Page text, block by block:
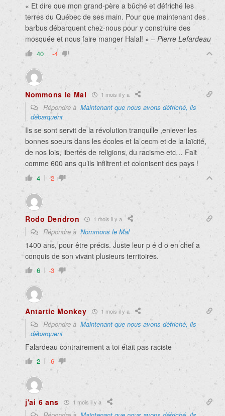
« Et dire que mon grand-père a bûché et défriché les
terres du Québec de ses main. Pour que maintenant des
barbus débarquent chez-nous pour y construire des
mosquée et nous faire manger Halal! » – Pierre Lefardeau
40 -4
Nommons le Mal 1 mois il y a
Répondre à Maintenant que nous avons défriché, ils
débarquent
Ils se sont servit de la révolution tranquille ,enlever les
bonnes soeurs dans les écoles et la cecm et de la laïcité,
de nos lois, libertés de religions, du racisme etc… Fait
comme 600 ans qu’ils infiltrent et colonisent des pays !
4 -2
Rodo Dendron 1 mois il y a
Répondre à Nommons le Mal
1400 ans, pour être précis. Juste leur p é d o en chef a
conquis de son vivant plusieurs territoires.
6 -3
Antartic Monkey 1 mois il y a
Répondre à Maintenant que nous avons défriché, ils
débarquent
Falardeau contrairement a toi était pas raciste
2 -6
j'ai 6 ans 1 mois il y a